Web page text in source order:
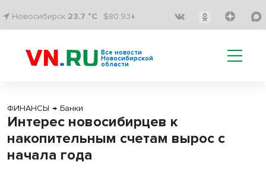
Новосибирск 23.7 °C $80.93↓
Все новости
Новосибирской
области
ФИНАНСЫ → Банки
Интерес новосибирцев к
накопительным счетам вырос с
начала года